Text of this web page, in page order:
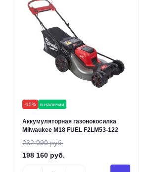
-15% в наличии
Аккумуляторная газонокосилка
Milwaukee M18 FUEL F2LM53-122
232 090 руб.
198 160 руб.